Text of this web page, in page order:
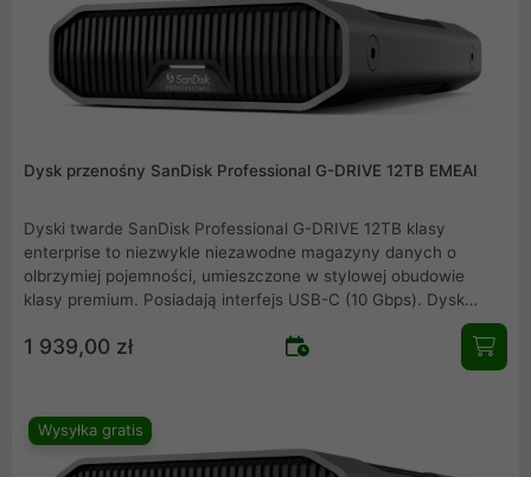
w uchwyty umożliwiające podłączanie do wózków filmowych,
płyt montażowych lub innych sprzętów wymaganych podczas
Dysk przenośny SanDisk Professional G-DRIVE 12TB EMEAI
Dyski twarde SanDisk Professional G-DRIVE 12TB klasy
enterprise to niezwykle niezawodne magazyny danych o
olbrzymiej pojemności, umieszczone w stylowej obudowie
klasy premium. Posiadają interfejs USB-C (10 Gbps). Dysk
Ultrastar 7200 obr./min odznacza się niezwykłą wydajnością do
250 MB/s odczytu i 250 MB/s zapisu. Jest idealny do szybkiego
tworzenia kopii zapasowych i zapewnia dostęp do Twoich
anodyzowanego aluminium obudowa z możliwością piętrowego
ustawiania zapewnia najwyższą trwałość oraz jest wyposażona
w uchwyty umożliwiające podłączanie do wózków filmowych,
1 939,00 zł
Wysyłka gratis